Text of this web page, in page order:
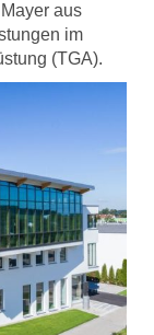
aus
im
(TGA).